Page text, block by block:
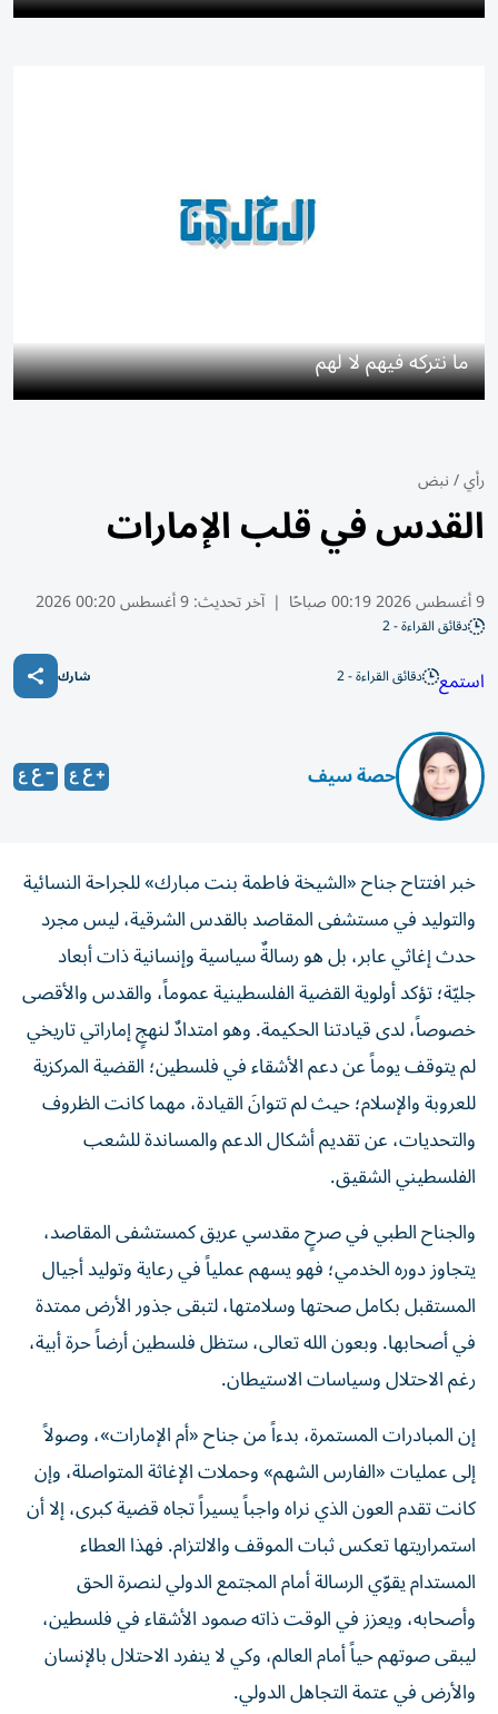
ما نتركه فيهم لا لهم
رأي/نبض
القدس في قلب الإمارات
9 أغسطس 2026 00:19 صباحًا | آخر تحديث:9 أغسطس 00:20 2026
دقائق القراءة - 2
استمع دقائق القراءة - 2 شارك
حصة سيف
خبر افتتاح جناح «الشيخة فاطمة بنت مبارك» للجراحة النسائية
والتوليد في مستشفى المقاصد بالقدس الشرقية، ليس مجرد
حدث إغاثي عابر، بل هو رسالةٌ سياسية وإنسانية ذات أبعاد
جليّة؛ تؤكد أولوية القضية الفلسطينية عموماً، والقدس والأقصى
خصوصاً، لدى قيادتنا الحكيمة. وهو امتدادٌ لنهجٍ إماراتي تاريخي
لم يتوقف يوماً عن دعم الأشقاء في فلسطين؛ القضية المركزية
للعروبة والإسلام؛ حيث لم تتوانَ القيادة، مهما كانت الظروف
والتحديات، عن تقديم أشكال الدعم والمساندة للشعب
الفلسطيني الشقيق.
والجناح الطبي في صرحٍ مقدسي عريق كمستشفى المقاصد،
يتجاوز دوره الخدمي؛ فهو يسهم عملياً في رعاية وتوليد أجيال
المستقبل بكامل صحتها وسلامتها، لتبقى جذور الأرض ممتدة
في أصحابها. وبعون الله تعالى، ستظل فلسطين أرضاً حرة أبية،
رغم الاحتلال وسياسات الاستيطان.
إن المبادرات المستمرة، بدءاً من جناح «أم الإمارات»، وصولاً
إلى عمليات «الفارس الشهم» وحملات الإغاثة المتواصلة، وإن
كانت تقدم العون الذي نراه واجباً يسيراً تجاه قضية كبرى، إلا أن
استمراريتها تعكس ثبات الموقف والالتزام. فهذا العطاء
المستدام يقوّي الرسالة أمام المجتمع الدولي لنصرة الحق
وأصحابه، ويعزز في الوقت ذاته صمود الأشقاء في فلسطين،
ليبقى صوتهم حياً أمام العالم، وكي لا ينفرد الاحتلال بالإنسان
والأرض في عتمة التجاهل الدولي.